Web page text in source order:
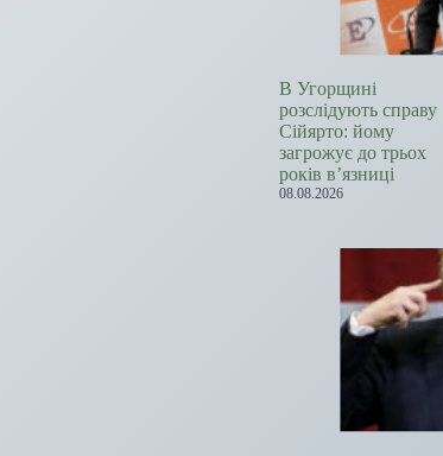
В Угорщині
розслідують справу
Сійярто: йому
загрожує до трьох
років в’язниці
08.08.2026